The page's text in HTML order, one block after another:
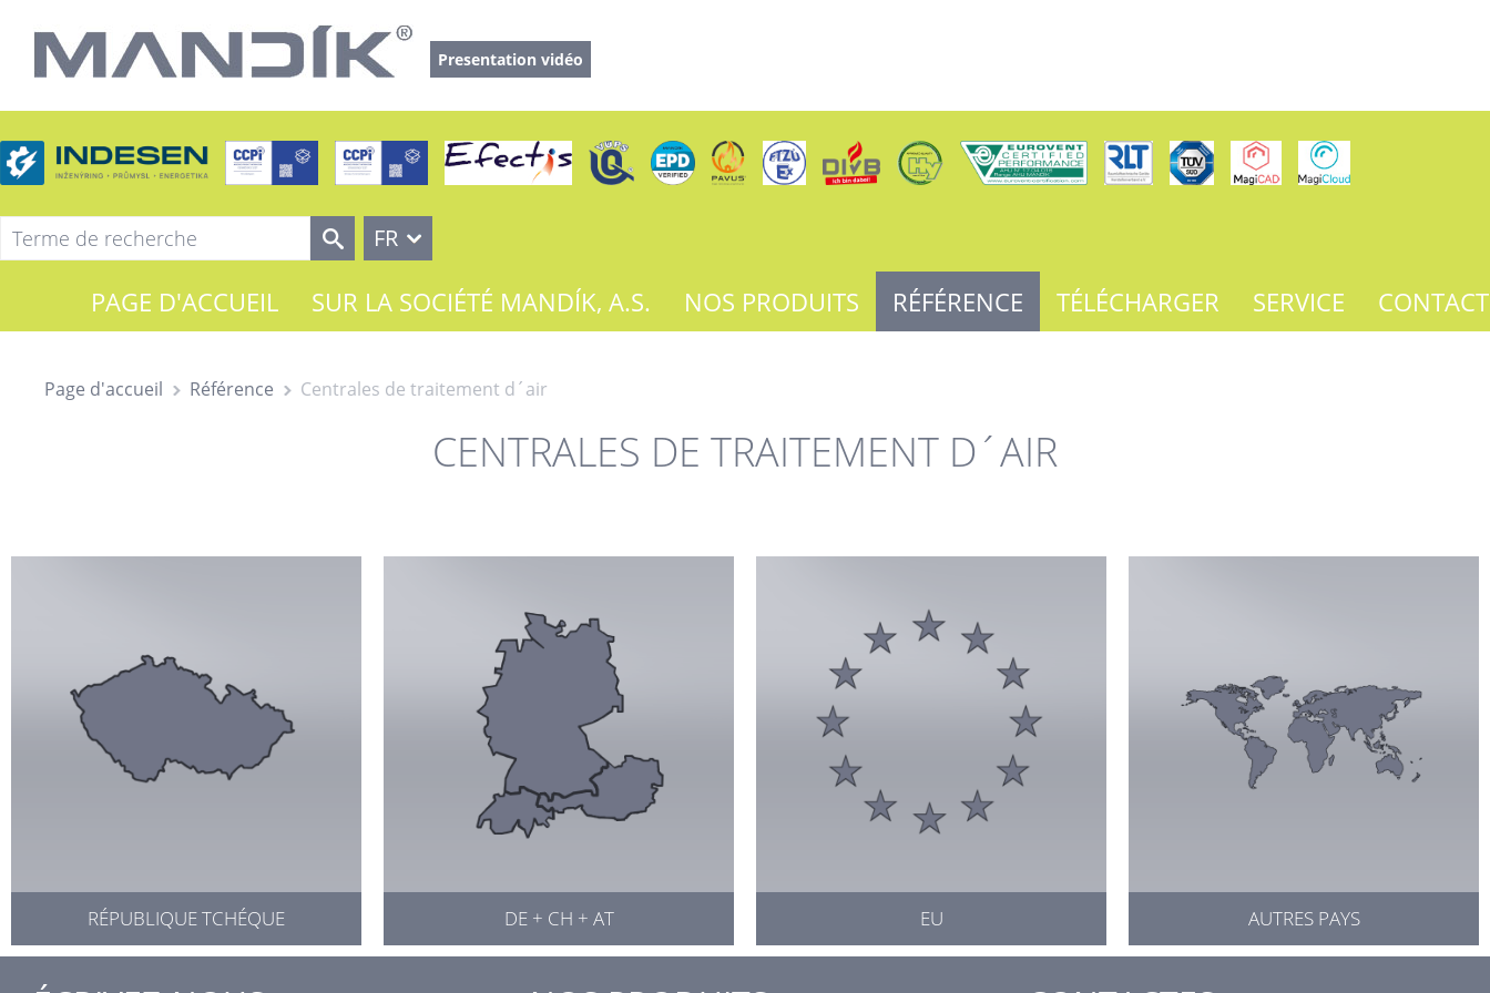
Presentation vidéo
FR
PAGE D'ACCUEIL SUR LA SOCIÉTÉ MANDÍK, A.S. NOS PRODUITS RÉFÉRENCE TÉLÉCHARGER SERVICE
Page d'accueil Référence Centrales de traitement d´air
CENTRALES DE TRAITEMENT D´AIR
RÉPUBLIQUE TCHÉQUE DE + CH + AT EU AUTRES PAYS